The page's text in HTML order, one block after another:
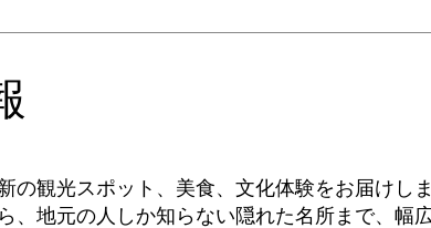
の観光スポット、美食、文化体験をお届けし
、地元の人しか知らない隠れた名所まで、幅